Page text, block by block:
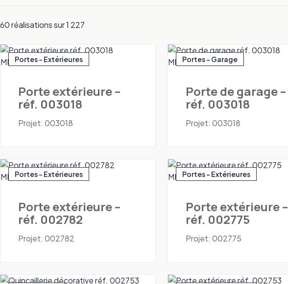
60 réalisations sur 1 227
Portes - Extérieures
Porte extérieure –
réf. 003018
Projet: 003018
Portes - Garage
Porte de garage –
réf. 003018
Projet: 003018
Portes - Extérieures
Porte extérieure –
réf. 002782
Projet: 002782
Portes - Extérieures
Porte extérieure –
réf. 002775
Projet: 002775